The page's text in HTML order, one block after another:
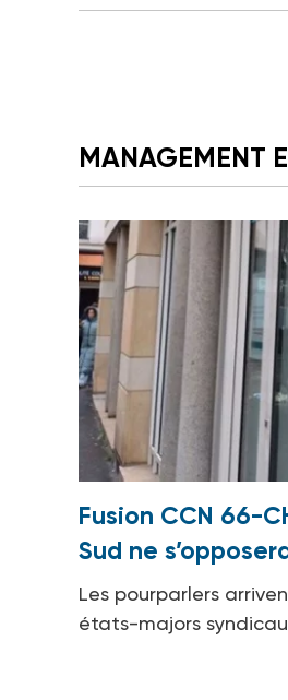
MANAGEMENT
Fusion CCN 66-
Sud ne
Les pourparlers
états-majors